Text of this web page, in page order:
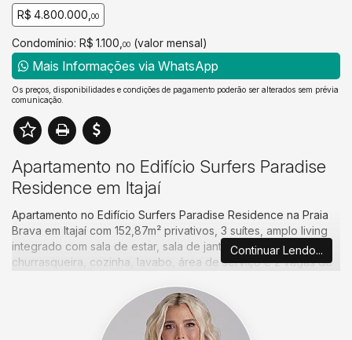
R$ 4.800.000, 00
Condomínio: R$ 1.100, 00 (valor mensal)
Mais Informações via WhatsApp
Os preços, disponibilidades e condições de pagamento poderão ser alterados sem prévia
comunicação.
Apartamento no Edifício Surfers Paradise
Residence em Itajaí
Apartamento no Edifício Surfers Paradise Residence na Praia
Brava em Itajaí com 152,87m² privativos, 3 suítes, amplo living
integrado com sala de estar, sala de jantar, sacada com
churrasqueira, cozinha, lavabo, área de serviço e 2 vagas de
Com uma arquitetura contemporânea e um lazer completo,
este empreendimento certamente irá lhe encantar. E tudo isso
no bairro mais renomado da cidade, próximo a todas as
Continuar Lendo...